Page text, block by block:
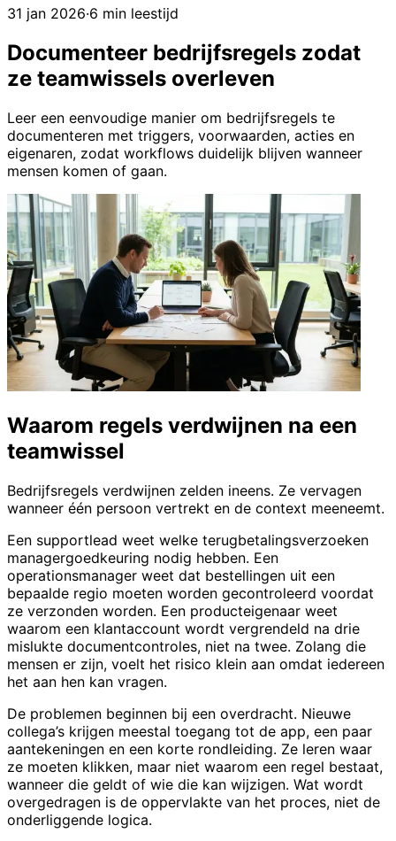
31 jan 2026·6 min leestijd
Documenteer bedrijfsregels zodat
ze teamwissels overleven
Leer een eenvoudige manier om bedrijfsregels te
documenteren met triggers, voorwaarden, acties en
eigenaren, zodat workflows duidelijk blijven wanneer
mensen komen of gaan.
Waarom regels verdwijnen na een
teamwissel
Bedrijfsregels verdwijnen zelden ineens. Ze vervagen
wanneer één persoon vertrekt en de context meeneemt.
Een supportlead weet welke terugbetalingsverzoeken
managergoedkeuring nodig hebben. Een
operationsmanager weet dat bestellingen uit een
bepaalde regio moeten worden gecontroleerd voordat
ze verzonden worden. Een producteigenaar weet
waarom een klantaccount wordt vergrendeld na drie
mislukte documentcontroles, niet na twee. Zolang die
mensen er zijn, voelt het risico klein aan omdat iedereen
het aan hen kan vragen.
De problemen beginnen bij een overdracht. Nieuwe
collega’s krijgen meestal toegang tot de app, een paar
aantekeningen en een korte rondleiding. Ze leren waar
ze moeten klikken, maar niet waarom een regel bestaat,
wanneer die geldt of wie die kan wijzigen. Wat wordt
overgedragen is de oppervlakte van het proces, niet de
onderliggende logica.